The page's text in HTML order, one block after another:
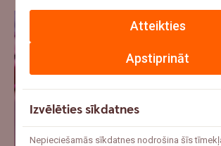
Apstiprināt
Atteikties
Izvēlēties sīkdatnes
Nepieciešamās sīkdatnes nodrošina šīs